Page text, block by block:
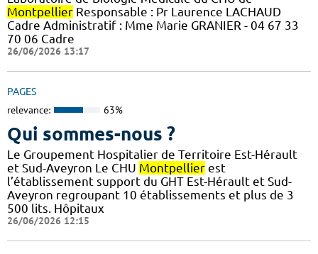
Montpellier Responsable : Pr Laurence LACHAUD
Cadre Administratif : Mme Marie GRANIER - 04 67 33
70 06 Cadre
26/06/2026 13:17
PAGES
relevance: 63%
Qui sommes-nous ?
Le Groupement Hospitalier de Territoire Est-Hérault
et Sud-Aveyron Le CHU Montpellier est
l’établissement support du GHT Est-Hérault et Sud-
Aveyron regroupant 10 établissements et plus de 3
500 lits. Hôpitaux
26/06/2026 12:15